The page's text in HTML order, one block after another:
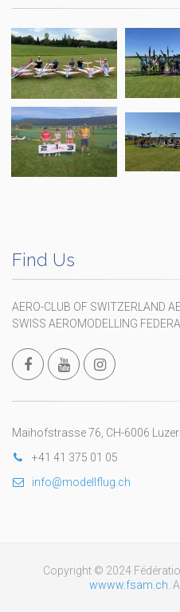
Find Us
AERO-CLUB OF SWITZERLAND
SWISS AEROMODELLING
Maihofstrasse 76, CH-6006
+41 41 375 01 05
info@modellflug.ch
Copyright © 2024
wwww.fsam.ch.